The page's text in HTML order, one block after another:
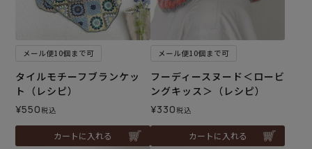
メール便10個まで可
タイルモチーフブランケッ
ト（レシピ）
¥550税込
カートに入れる
メール便10個まで可
フーディースヌード＜ロービ
ングキッス＞（レシピ）
¥330税込
カートに入れる